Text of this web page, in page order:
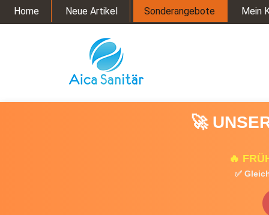
🚀
🔥
✅
Home Neue Artikel Sonderangebote Mein